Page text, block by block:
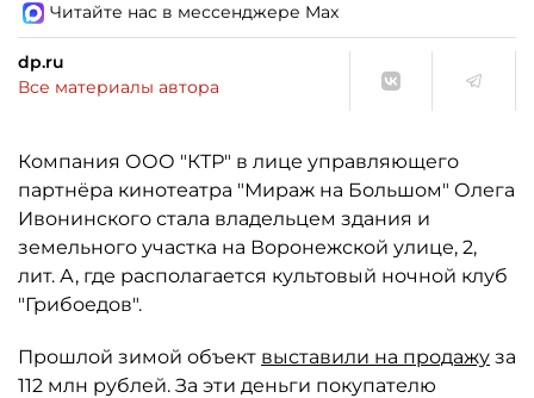
Читайте нас в мессенджере Max
dp.ru
Все материалы автора
Компания ООО "КТР" в лице управляющего
партнёра кинотеатра "Мираж на Большом" Олега
Ивонинского стала владельцем здания и
земельного участка на Воронежской улице, 2,
лит. А, где располагается культовый ночной клуб
"Грибоедов".
Прошлой зимой объект выставили на продажу за
112 млн рублей. За эти деньги покупателю